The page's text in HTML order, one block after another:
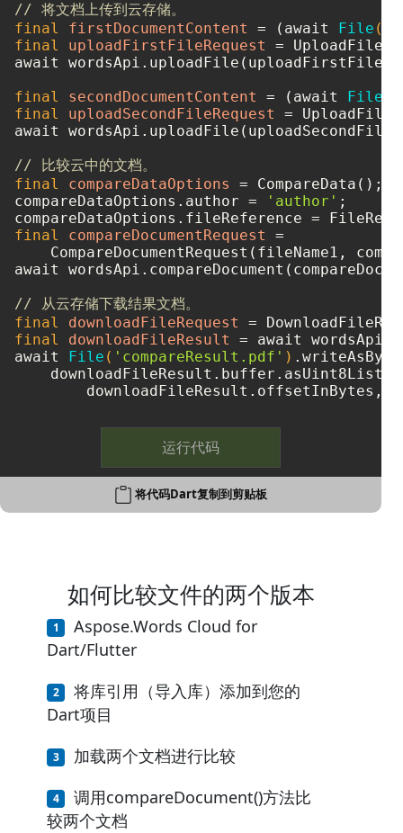
// 将文档上传到云存储。
final
firstDocumentContent = (await File
final
uploadFirstFileRequest =
await
final
secondDocumentContent = (await File
final
uploadSecondFileRequest =
await
// 比较云中的文档。
final
compareDataOptions = CompareData();
compareDataOptions.author =
'author' ;
final
compareDocumentRequest
=
CompareDocumentRequest(fileName1,
await
// 从云存储下载结果文档。
final
downloadFileRequest
=
final
downloadFileResult = await
await
File ( 'compareResult.pdf' )
    downloadFileResult.buffer.asUint8List(
运行代码
将代码Dart复制到剪贴板
如何比较文件的两个版本
Aspose.Words Cloud for
Dart/Flutter
将库引用（导入库）添加到您的
Dart项目
加载两个文档进行比较
调用compareDocument()方法比
较两个文档